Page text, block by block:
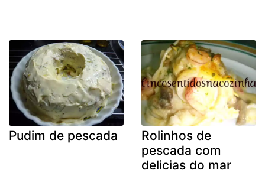
Pudim de pescada
Rolinhos de
pescada com
delicias do mar